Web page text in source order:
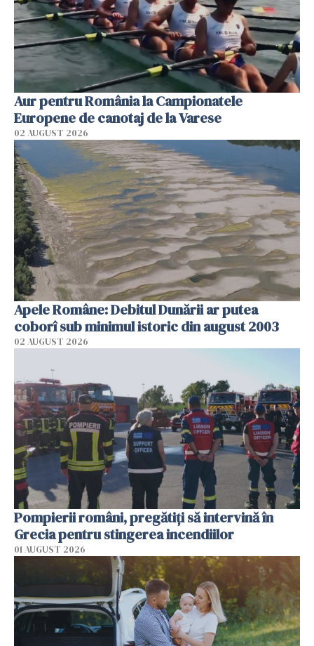
Aur pentru România la Campionatele
Europene de canotaj de la Varese
02 AUGUST 2026
Apele Române: Debitul Dunării ar putea
coborî sub minimul istoric din august 2003
02 AUGUST 2026
Pompierii români, pregătiţi să intervină în
Grecia pentru stingerea incendiilor
01 AUGUST 2026